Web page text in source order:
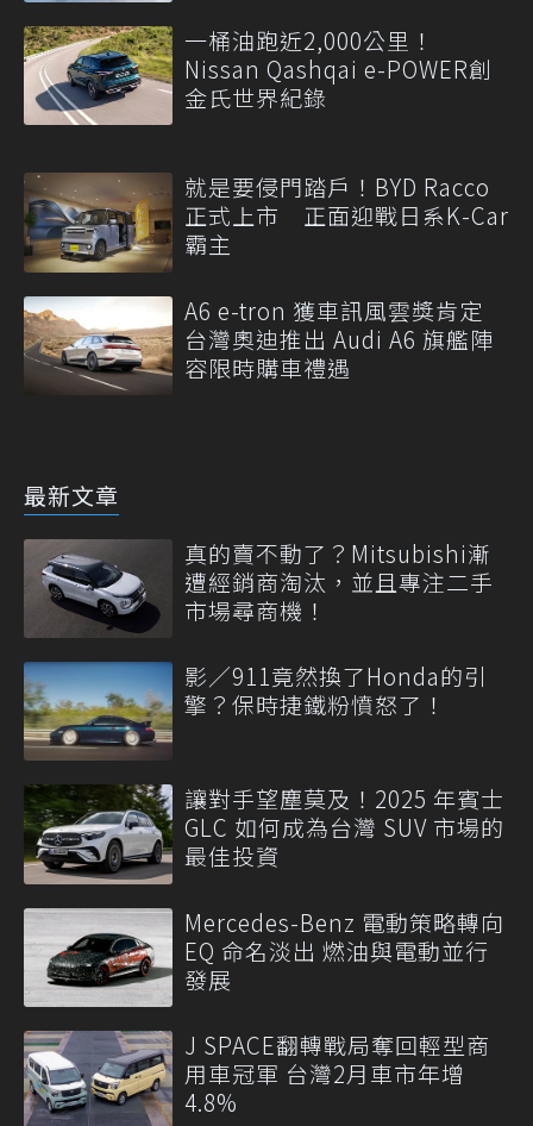
一桶油跑近2,000公里！
Nissan Qashqai e-POWER創
金氏世界紀錄
就是要侵門踏戶！BYD Racco
正式上市 正面迎戰日系K-Car
霸主
A6 e-tron 獲車訊風雲獎肯定
台灣奧迪推出 Audi A6 旗艦陣
容限時購車禮遇
最新文章
真的賣不動了？Mitsubishi漸
遭經銷商淘汰，並且專注二手
市場尋商機！
影／911竟然換了Honda的引
擎？保時捷鐵粉憤怒了！
讓對手望塵莫及！2025 年賓士
GLC 如何成為台灣 SUV 市場的
最佳投資
Mercedes-Benz 電動策略轉向
EQ 命名淡出 燃油與電動並行
發展
J SPACE翻轉戰局奪回輕型商
用車冠軍 台灣2月車市年增
4.8%